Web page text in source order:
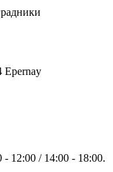
Epernay
12:00 / 14:00 - 18:00.